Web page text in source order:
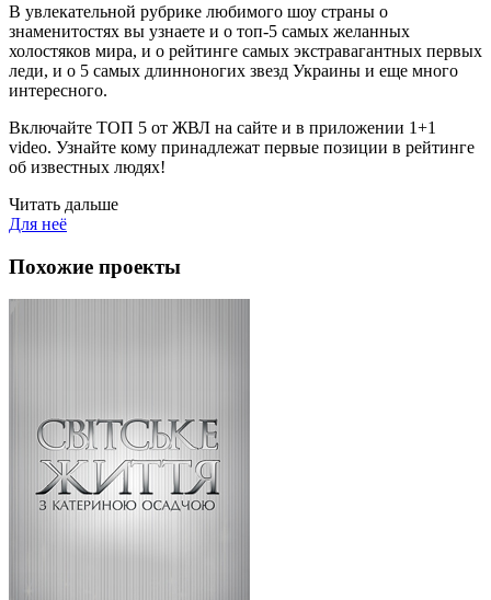
В увлекательной рубрике любимого шоу страны о
знаменитостях вы узнаете и о топ-5 самых желанных
холостяков мира, и о рейтинге самых экстравагантных первых
леди, и о 5 самых длинноногих звезд Украины и еще много
интересного.
Включайте ТОП 5 от ЖВЛ на сайте и в приложении 1+1
video. Узнайте кому принадлежат первые позиции в рейтинге
об известных людях!
Читать дальше
Для неё
Похожие проекты